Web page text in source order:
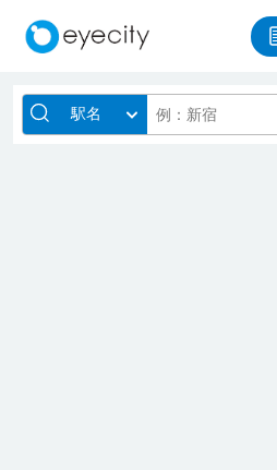
駅名